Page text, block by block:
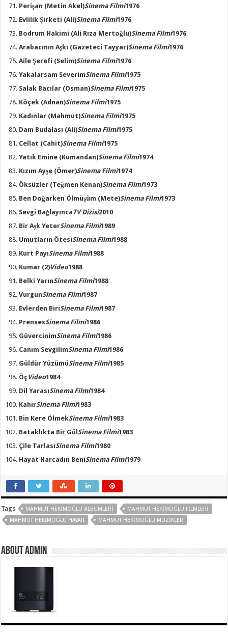
Perişan (Metin Akel)Sinema Filmi1976
Evlilik Şirketi (Ali)Sinema Filmi1976
Bodrum Hakimi (Ali Rıza Mertoğlu)Sinema Filmi1976
Arabacının Aşkı (Gazeteci Tayyar)Sinema Filmi1976
Aile Şerefi (Selim)Sinema Filmi1976
Yakalarsam SeverimSinema Filmi1975
Salak Bacılar (Osman)Sinema Filmi1975
Köçek (Adnan)Sinema Filmi1975
Kadınlar (Mahmut)Sinema Filmi1975
Dam Budalası (Ali)Sinema Filmi1975
Cellat (Cahit)Sinema Filmi1975
Yatık Emine (Kumandan)Sinema Filmi1974
Kızım Ayşe (Ömer)Sinema Filmi1974
Öksüzler (Teğmen Kenan)Sinema Filmi1973
Ben Doğarken Ölmüşüm (Mete)Sinema Filmi1973
Sevgi Bağlayınca TV Dizisi2010
Bir Aşk YeterSinema Filmi1989
Umutların ÖtesiSinema Filmi1988
Kurt PayıSinema Filmi1988
Kumar (2)Video1988
Belki YarınSinema Filmi1988
VurgunSinema Filmi1987
Evlerden BiriSinema Filmi1987
PrensesSinema Filmi1986
GüvercinimSinema Filmi1986
Canım SevgilimSinema Filmi1986
Güldür YüzümüSinema Filmi1985
Öç Video1984
Dil YarasıSinema Filmi1984
KahırSinema Filmi1983
Bin Kere ÖlmekSinema Filmi1983
Bataklıkta Bir GülSinema Filmi1983
Çile TarlasıSinema Filmi1980
Hayat Harcadın BeniSinema Filmi1979
Tags MAHMUT HEKIMOĞLU ALBÜMLERI
MAHMUT HEKIMOĞLU FILMLERI
MAHMUT HEKIMOĞLU HAYATI
MAHMUT HEKIMOĞLU MÜZIKLER
About Admin